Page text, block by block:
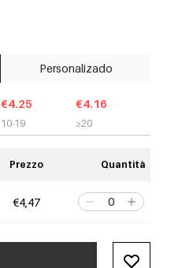
Personalizado
€4.25
10-19
€4.16
≥20
Prezzo Quantità
€4,47